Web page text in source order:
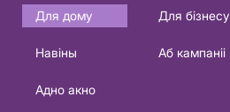
Основная
навигация
Для дому Для бізнесу
Навіны
Аб кампаніі
Адно акно